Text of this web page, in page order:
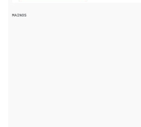
MAINOS